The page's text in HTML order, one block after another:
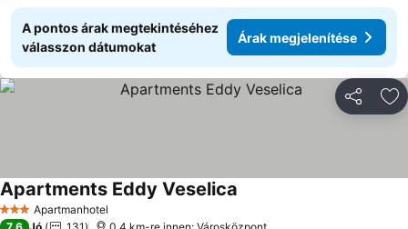
A pontos árak megtekintéséhez
válasszon dátumokat
Árak megjelenítése
3 KategóriaApartmanhotel
Apartments Eddy Veselica